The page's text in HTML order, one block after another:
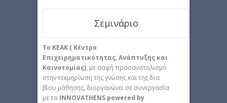
Σεμινάριο
Το ΚΕΑΚ ( Κέντρο
Επιχειρηματικότητας, Ανάπτυξης και
Καινοτομίας), με σαφή προσανατολισμό
στην τεκμηρίωση της γνώσης και της δια
βίου μάθησης, διοργανώνει σε συνεργασία
με το INNOVATHENS powered by